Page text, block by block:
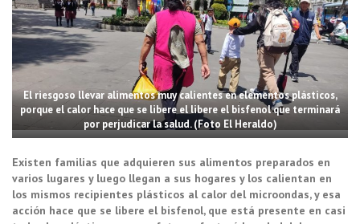
El riesgoso llevar alimentos muy calientes en elementos plásticos,
porque el calor hace que se libere el libere el bisfenol que terminará
por perjudicar la salud. (Foto El Heraldo)
Existen familias que adquieren sus alimentos preparados en
varios lugares y luego llegan a sus hogares y los calientan en
los mismos recipientes plásticos al calor del microondas, y esa
acción hace que se libere el bisfenol, que está presente en casi